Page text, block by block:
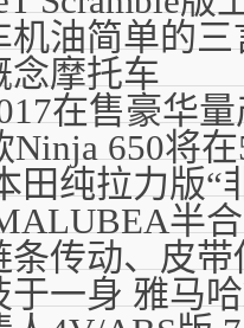
机油简单的三
念摩托车
在售豪华
Ninja 650将
田纯拉力版“
半
条传动、皮
于一身 雅马